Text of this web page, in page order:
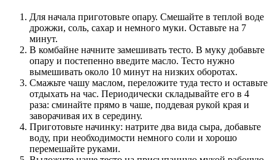
Для начала приготовьте опару. Смешайте в теплой воде
дрожжи, соль, сахар и немного муки. Оставьте на 7
минут.
В комбайне начните замешивать тесто. В муку добавьте
опару и постепенно введите масло. Тесто нужно
вымешивать около 10 минут на низких оборотах.
Смажьте чашу маслом, переложите туда тесто и оставьте
отдыхать на час. Периодически складывайте его в 4
раза: сминайте прямо в чаше, поддевая рукой края и
заворачивая их в середину.
Приготовьте начинку: натрите два вида сыра, добавьте
воду, при необходимости немного соли и хорошо
перемешайте руками.